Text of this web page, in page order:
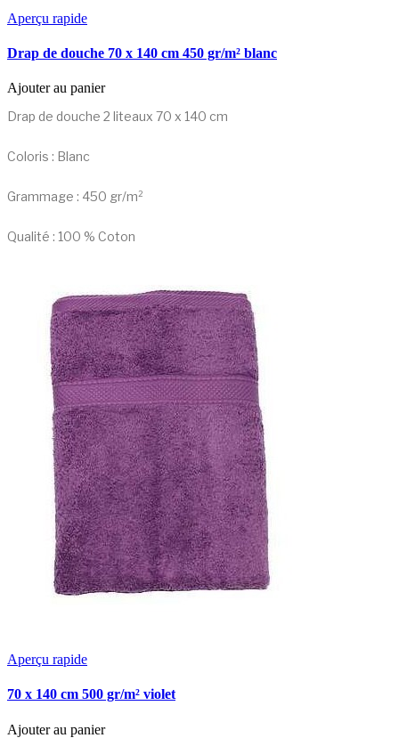
Aperçu rapide
Drap de douche 70 x 140 cm 450 gr/m² blanc
Ajouter au panier
Drap de douche 2 liteaux 70 x 140 cm
Coloris : Blanc
Grammage : 450 gr/m²
Qualité : 100 % Coton
Aperçu rapide
70 x 140 cm 500 gr/m² violet
Ajouter au panier